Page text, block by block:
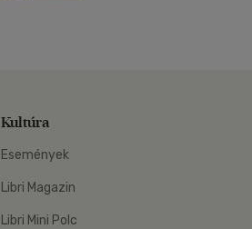
Kultúra
Események
Libri Magazin
Libri Mini Polc